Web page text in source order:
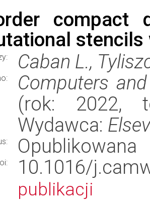
compact
Caban L.,
Computers
(rok: 2022,
Wydawca:
Opublikowana
10.1016/
publikacji